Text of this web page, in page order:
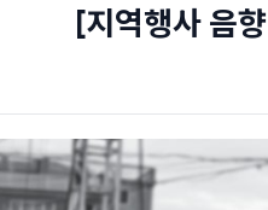
[지역행사 음